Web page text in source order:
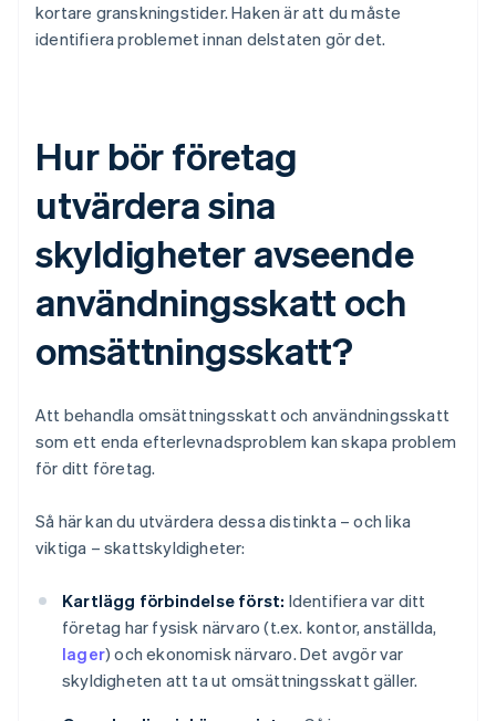
kortare granskningstider. Haken är att du måste
identifiera problemet innan delstaten gör det.
Hur bör företag
utvärdera sina
skyldigheter avseende
användningsskatt och
omsättningsskatt?
Att behandla omsättningsskatt och användningsskatt
som ett enda efterlevnadsproblem kan skapa problem
för ditt företag.
Så här kan du utvärdera dessa distinkta – och lika
viktiga – skattskyldigheter:
Kartlägg förbindelse först: Identifiera var ditt
företag har fysisk närvaro (t.ex. kontor, anställda,
lager) och ekonomisk närvaro. Det avgör var
skyldigheten att ta ut omsättningsskatt gäller.